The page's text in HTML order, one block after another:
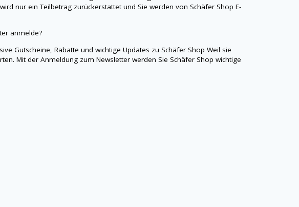
nur ein Teilbetrag zurückerstattet und Sie werden vonSchäfer ShopE-
anmelde?
Gutscheine, Rabatte und wichtige Updates zuSchäfer ShopWeil sie
Mit der Anmeldung zum Newsletter werden SieSchäfer Shopwichtige